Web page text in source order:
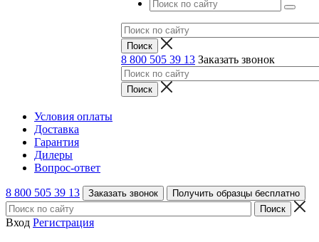
8 800 505 39 13 Заказать звонок
Условия оплаты
Доставка
Гарантия
Дилеры
Вопрос-ответ
8 800 505 39 13 Заказать звонок Получить образцы бесплатно
Вход Регистрация